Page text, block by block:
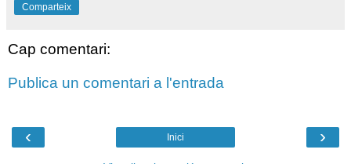
Comparteix
Cap comentari:
Publica un comentari a l'entrada
‹ ›
Inici